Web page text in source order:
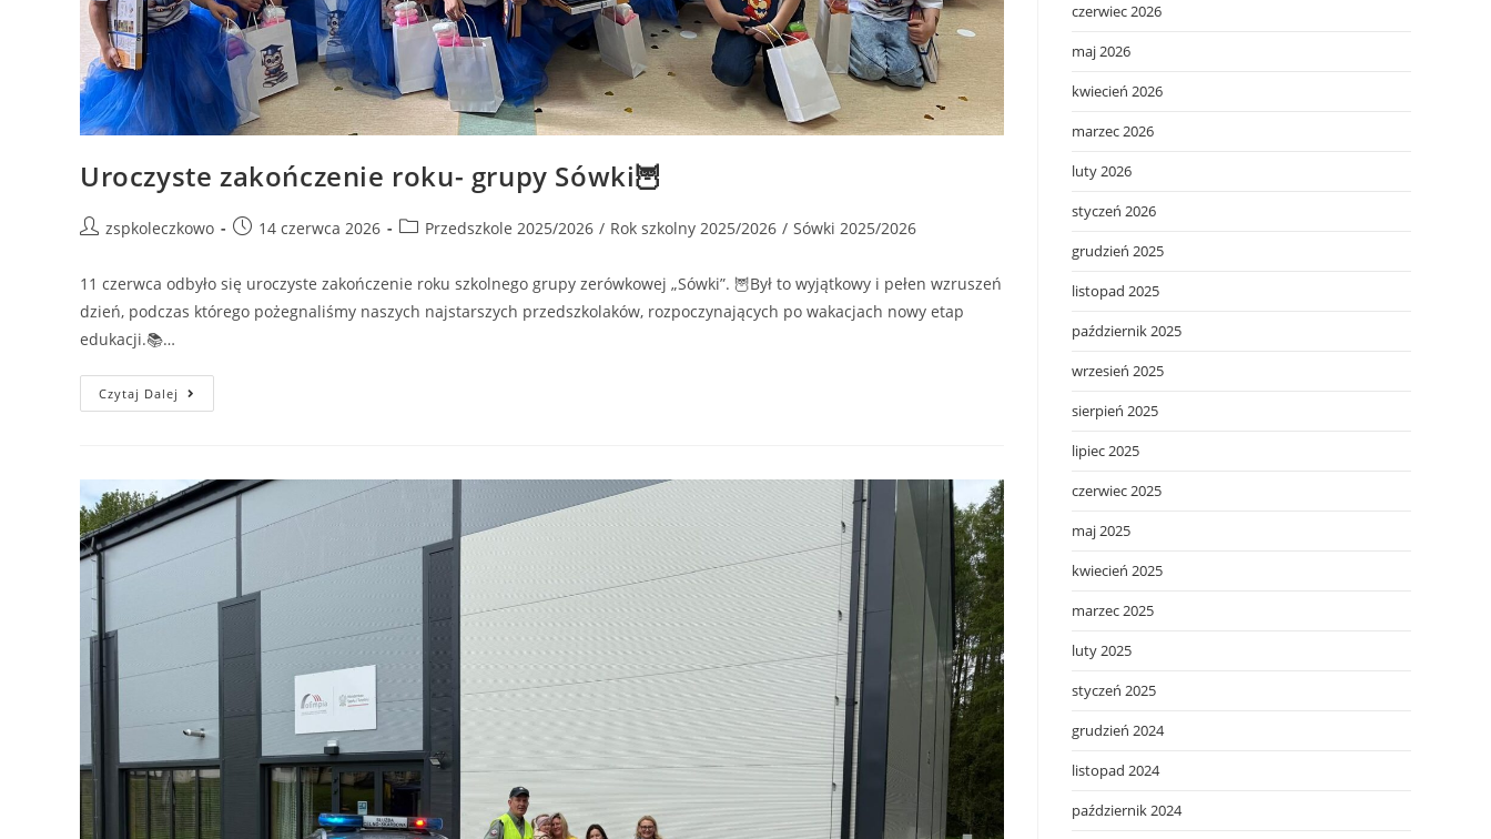
Uroczyste zakończenie roku- grupy Sówki🦉
zspkoleczkowo 14 czerwca 2026 Przedszkole 2025/2026 / Rok szkolny 2025/2026 / Sówki 2025/2026
11 czerwca odbyło się uroczyste zakończenie roku szkolnego grupy zerówkowej „Sówki”. 🦉Był to wyjątkowy i pełen wzruszeń
dzień, podczas którego pożegnaliśmy naszych najstarszych przedszkolaków, rozpoczynających po wakacjach nowy etap
edukacji.📚…
Czytaj Dalej
czerwiec 2026
maj 2026
kwiecień 2026
marzec 2026
luty 2026
styczeń 2026
grudzień 2025
listopad 2025
październik 2025
wrzesień 2025
sierpień 2025
lipiec 2025
czerwiec 2025
maj 2025
kwiecień 2025
marzec 2025
luty 2025
styczeń 2025
grudzień 2024
listopad 2024
październik 2024